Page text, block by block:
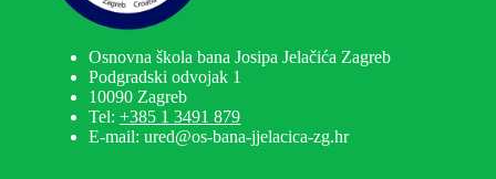
Osnovna škola bana Josipa Jelačića Zagreb
Podgradski odvojak 1
10090 Zagreb
Tel:+385 1 3491 879
E-mail: ured@os-bana-jjelacica-zg.hr